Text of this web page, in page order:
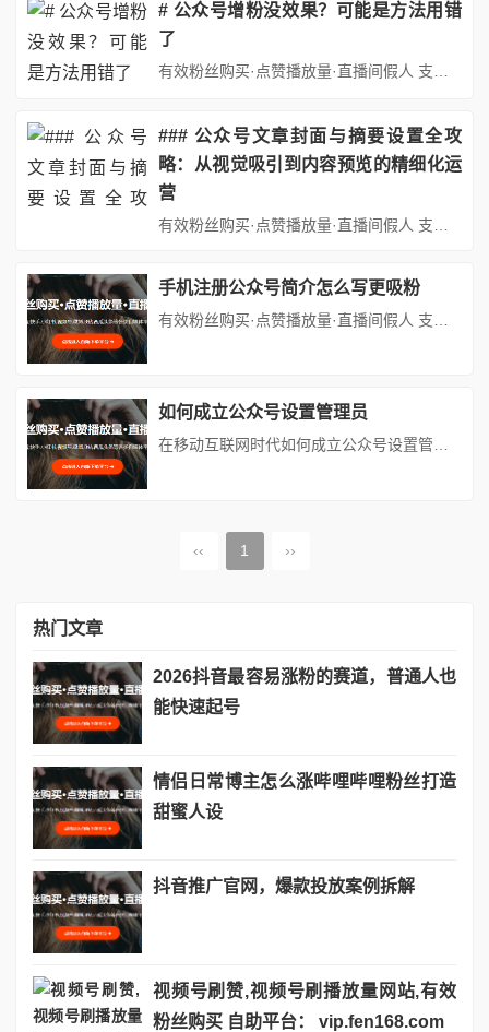
# 公众号增粉没效果？可能是方法用错
了
有效粉丝购买·点赞播放量·直播间假人 支持：抖音,快手,小红书,视频号,微博,B站,西瓜头条等各类自媒体平台。自助平台： http://www.fs688.com/ 在当今数字化浪潮中，公众号作为企业和个人重要的宣传阵地，承载着品牌推广、内容传播、用户互动等多重功能。然而，许多运营者都面临着一个令人头疼的问题：投入了大量的时间和精力，公众号增粉效果却不尽如人意。其实，...
### 公众号文章封面与摘要设置全攻
略：从视觉吸引到内容预览的精细化运
营
手机注册公众号简介怎么写更吸粉
如何成立公众号设置管理员
在移动互联网时代如何成立公众号设置管理员，微信公众号已成为企业、组织和个人进行品牌传播、用户服务的重要平台。一个运营良好的公众号不仅需要优质的内容如何成立公众号设置管理员，更需要科学的管理体系。其中如何成立公众号设置管理员，设置合理的管理员架构是保障公众号安全、高效运营的关键环节。本文将系统介绍公众号管理员的设置流程、权限分配、管理策略及常见问题解决方案如何成立公众号设置管理员，帮助运...
‹‹ 1 ››
热门文章
2026抖音最容易涨粉的赛道，普通人也
能快速起号
情侣日常博主怎么涨哔哩哔哩粉丝打造
甜蜜人设
抖音推广官网，爆款投放案例拆解
视频号刷赞,视频号刷播放量网站,有效
粉丝购买 自助平台： vip.fen168.com